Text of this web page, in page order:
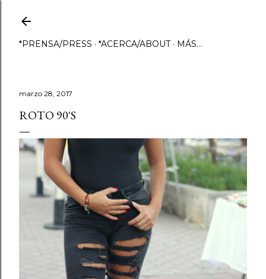
*PRENSA/PRESS *ACERCA/ABOUT MÁS…
marzo 28, 2017
ROTO 90'S